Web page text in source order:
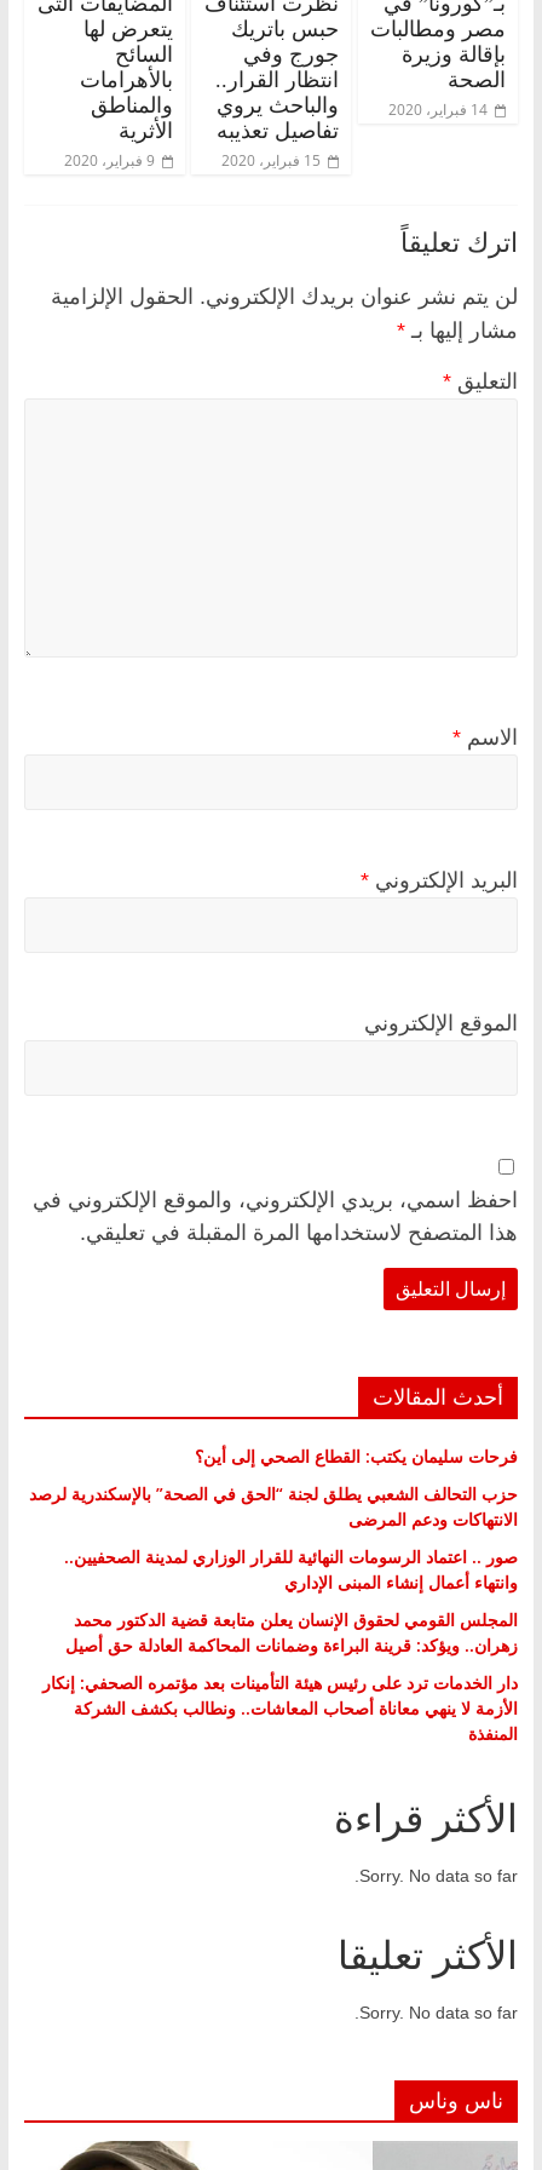
مصر ومطالبات
بإقالة وزيرة
الصحة
14 فبراير، 2020
حبس باتريك
جورج وفي
انتظار القرار..
والباحث يروي
تفاصيل تعذيبه
15 فبراير، 2020
يتعرض لها
السائح
بالأهرامات
والمناطق
الأثرية
9 فبراير، 2020
اترك تعليقاً
لن يتم نشر عنوان بريدك الإلكتروني. الحقول الإلزامية
مشار إليها بـ *
التعليق *
الاسم *
البريد الإلكتروني *
الموقع الإلكتروني
احفظ اسمي، بريدي الإلكتروني، والموقع الإلكتروني في
هذا المتصفح لاستخدامها المرة المقبلة في تعليقي.
أحدث المقالات
فرحات سليمان يكتب: القطاع الصحي إلى أين؟
حزب التحالف الشعبي يطلق لجنة “الحق في الصحة” بالإسكندرية لرصد
الانتهاكات ودعم المرضى
صور .. اعتماد الرسومات النهائية للقرار الوزاري لمدينة الصحفيين..
وانتهاء أعمال إنشاء المبنى الإداري
المجلس القومي لحقوق الإنسان يعلن متابعة قضية الدكتور محمد
زهران.. ويؤكد: قرينة البراءة وضمانات المحاكمة العادلة حق أصيل
دار الخدمات ترد على رئيس هيئة التأمينات بعد مؤتمره الصحفي: إنكار
الأزمة لا ينهي معاناة أصحاب المعاشات.. ونطالب بكشف الشركة
المنفذة
الأكثر قراءة
Sorry. No data so far.
الأكثر تعليقا
Sorry. No data so far.
ناس وناس